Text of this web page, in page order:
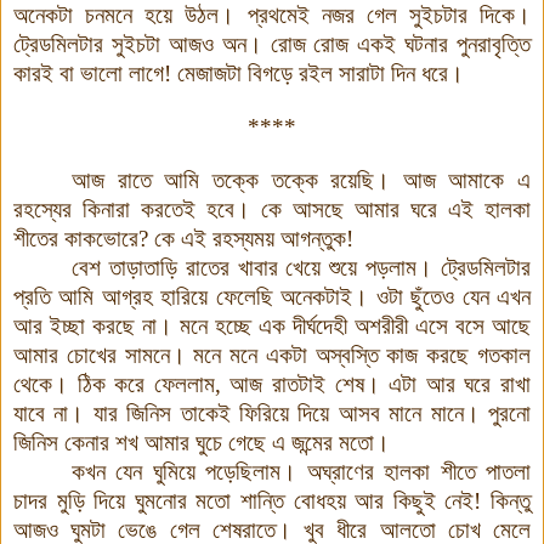
অনেকটা চনমনে হয়ে উঠল । প্রথমেই নজর গেল সুইচটার দিকে ।
ট্রেডমিলটার সুইচটা আজও অন। রোজ রোজ একই ঘটনার পুনরাবৃত্তি
কারই বা ভালো লাগে! মেজাজটা বিগড়ে রইল সারাটা দিন ধরে ।
****
আজ রাতে আমি তক্কে তক্কে রয়েছি ।
আজ আমাকে এ
রহস্যের কিনারা করতেই হবে ।
কে আসছে আমার ঘরে এই হালকা
শীতের কাকভোরে? কে এই রহস্যময় আগন্তুক!
বেশ তাড়াতাড়ি রাতের খাবার খেয়ে শুয়ে পড়লাম । ট্রেডমিলটার
প্রতি আমি আগ্রহ হারিয়ে ফেলেছি অনেকটাই । ওটা ছুঁতেও যেন এখন
আর ইচ্ছা করছে না । মনে হচ্ছে এক দীর্ঘদেহী অশরীরী এসে বসে আছে
আমার চোখের সামনে। মনে মনে একটা অস্বস্তি কাজ করছে গতকাল
থেকে । ঠিক করে ফেললাম,আজ রাতটাই শেষ। এটা আর ঘরে রাখা
যাবে না । যার জিনিস তাকেই ফিরিয়ে দিয়ে আসব মানে মানে। পুরনো
জিনিস কেনার শখ আমার ঘুচে গেছে এ জন্মের মতো ।
কখন যেন ঘুমিয়ে পড়েছিলাম ।
অঘ্রাণের হালকা শীতে পাতলা
চাদর মুড়ি দিয়ে ঘুমনোর মতো শান্তি বোধহয় আর কিছুই নেই! কিন্তু
আজও ঘুমটা ভেঙে গেল শেষরাতে।
খুব ধীরে আলতো চোখ মেলে